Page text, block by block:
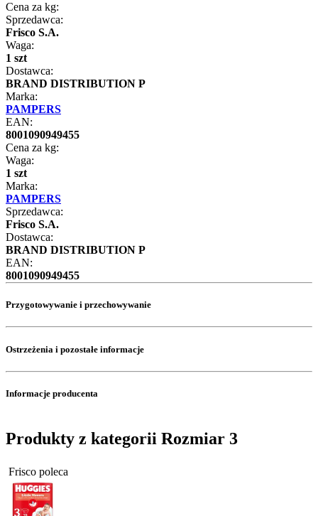
Cena za kg:
Sprzedawca:
Frisco S.A.
Waga:
1 szt
Dostawca:
BRAND DISTRIBUTION P
Marka:
PAMPERS
EAN:
8001090949455
Cena za kg:
Waga:
1 szt
Marka:
PAMPERS
Sprzedawca:
Frisco S.A.
Dostawca:
BRAND DISTRIBUTION P
EAN:
8001090949455
Przygotowywanie i przechowywanie
Ostrzeżenia i pozostałe informacje
Informacje producenta
Produkty z kategorii Rozmiar 3
Frisco poleca